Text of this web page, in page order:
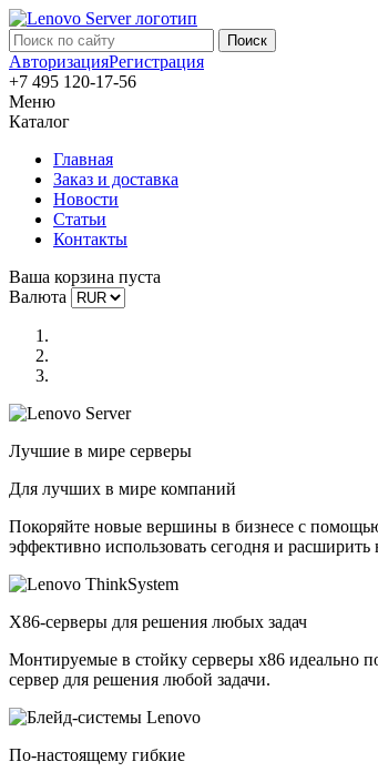
АвторизацияРегистрация
+7 495 120-17-56
Меню
Каталог
Главная
Заказ и доставка
Новости
Статьи
Контакты
Ваша корзина пуста
Валюта
Лучшие в мире серверы
Для лучших в мире компаний
Покоряйте новые вершины в бизнесе с
эффективно использовать сегодня и расширить
X86-серверы для решения любых задач
Монтируемые в стойку серверы x86 идеально
сервер для решения любой задачи.
По-настоящему гибкие